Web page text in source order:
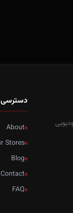
About
Stores
Blog
Contact
FAQ